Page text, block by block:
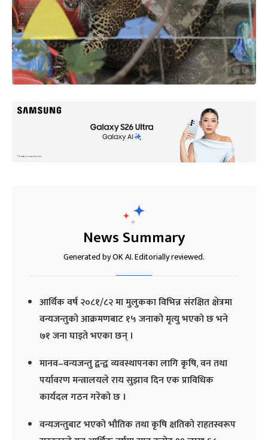
News Summary
Generated by OK AI. Editorially reviewed.
आर्थिक वर्ष २०८१/८२ मा मुलुकका विभिन्न संरक्षित क्षेत्रमा
वन्यजन्तुको आक्रमणबाट १५ जनाको मृत्यु भएको छ भने
७१ जना घाइते भएका छन् ।
मानव–वन्यजन्तु द्वन्द्व व्यवस्थापनका लागि कृषि, वन तथा
पर्यावरण मन्त्रालयले राय सुझाव दिन एक प्राविधिक
कार्यदल गठन गरेको छ ।
वन्यजन्तुबाट भएको भौतिक तथा कृषि क्षतिको राहतस्वरूप